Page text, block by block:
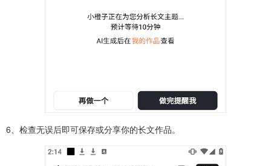
6、检查无误后即可保存或分享你的长文作品。